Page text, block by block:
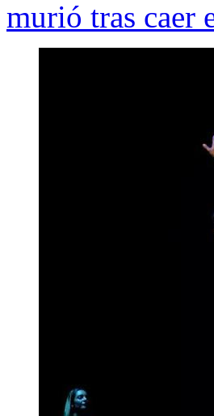
murió tras caer